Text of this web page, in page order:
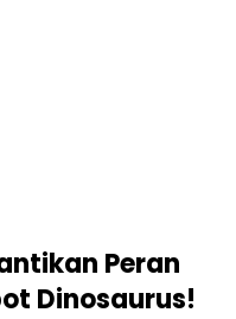
Peran
Dinosaurus!